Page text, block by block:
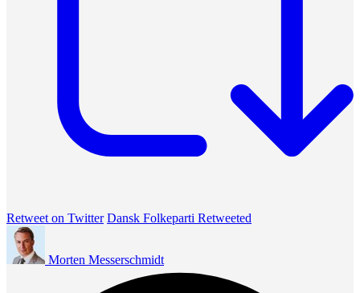
Retweet on Twitter Dansk Folkeparti Retweeted
Morten Messerschmidt